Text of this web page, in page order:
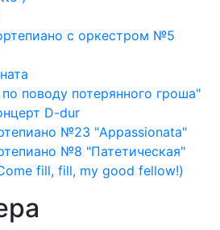
с оркестром №5
поводу потерянного гроша"
D-dur
№23 "Appassionata"
№8 "Патетическая"
fill, fill, my good fellow!)